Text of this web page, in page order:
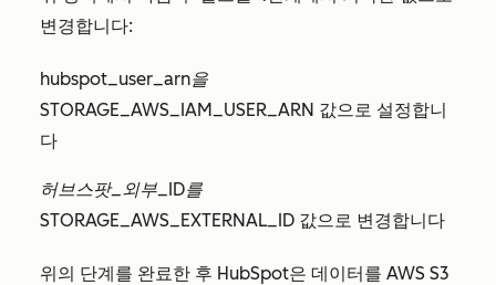
변경합니다:
hubspot_user_arn을
STORAGE_AWS_IAM_USER_ARN 값으로 설정합니
다
허브스팟_외부_ID를
STORAGE_AWS_EXTERNAL_ID 값으로 변경합니다
위의 단계를 완료한 후 HubSpot은 데이터를 AWS S3